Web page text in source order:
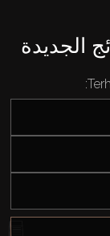
الجديدة